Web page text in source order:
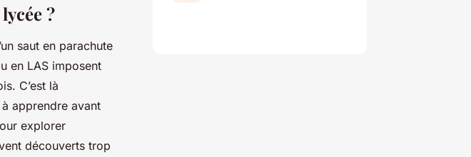
?
saut en parachute
en LAS imposent
C’est là
apprendre avant
explorer
découverts trop